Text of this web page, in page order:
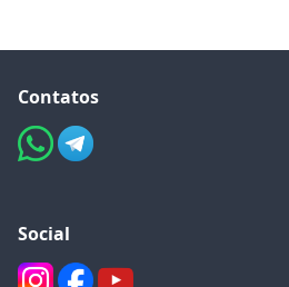
Contatos
Social